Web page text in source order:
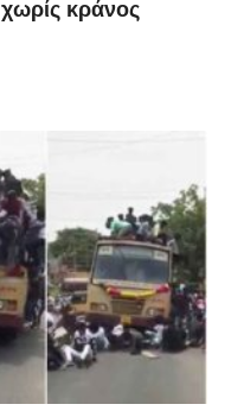
χωρίς κράνος